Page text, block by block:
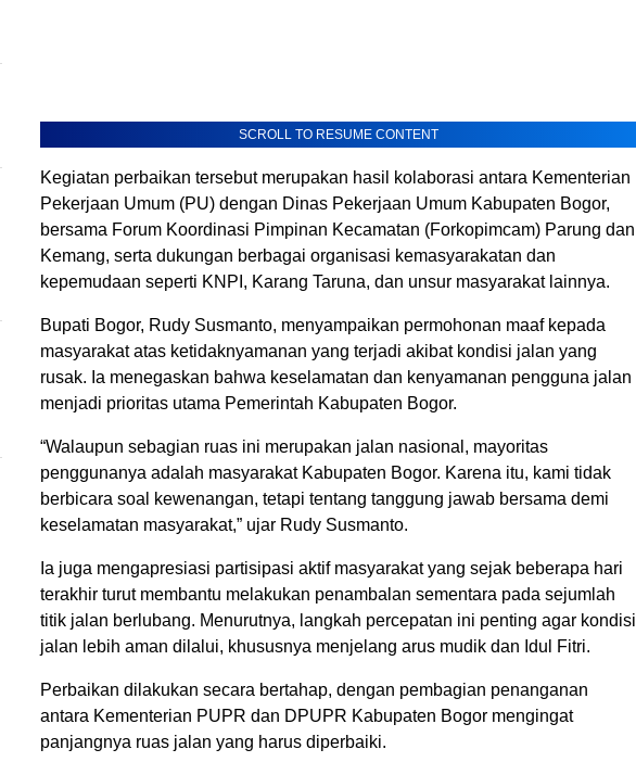
SCROLL TO RESUME CONTENT
Kegiatan perbaikan tersebut merupakan hasil kolaborasi antara Kementerian
Pekerjaan Umum (PU) dengan Dinas Pekerjaan Umum Kabupaten Bogor,
bersama Forum Koordinasi Pimpinan Kecamatan (Forkopimcam) Parung dan
Kemang, serta dukungan berbagai organisasi kemasyarakatan dan
kepemudaan seperti KNPI, Karang Taruna, dan unsur masyarakat lainnya.
Bupati Bogor, Rudy Susmanto, menyampaikan permohonan maaf kepada
masyarakat atas ketidaknyamanan yang terjadi akibat kondisi jalan yang
rusak. Ia menegaskan bahwa keselamatan dan kenyamanan pengguna jalan
menjadi prioritas utama Pemerintah Kabupaten Bogor.
“Walaupun sebagian ruas ini merupakan jalan nasional, mayoritas
penggunanya adalah masyarakat Kabupaten Bogor. Karena itu, kami tidak
berbicara soal kewenangan, tetapi tentang tanggung jawab bersama demi
keselamatan masyarakat,” ujar Rudy Susmanto.
Ia juga mengapresiasi partisipasi aktif masyarakat yang sejak beberapa hari
terakhir turut membantu melakukan penambalan sementara pada sejumlah
titik jalan berlubang. Menurutnya, langkah percepatan ini penting agar kondisi
jalan lebih aman dilalui, khususnya menjelang arus mudik dan Idul Fitri.
Perbaikan dilakukan secara bertahap, dengan pembagian penanganan
antara Kementerian PUPR dan DPUPR Kabupaten Bogor mengingat
panjangnya ruas jalan yang harus diperbaiki.